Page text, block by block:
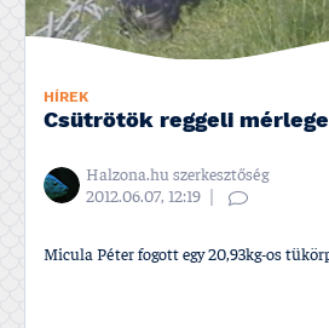
HÍREK
Csütrötök reggeli
Halzona.hu szerkesztőség
2012.06.07, 12:19
Micula Péter fogott egy 20,93kg-os